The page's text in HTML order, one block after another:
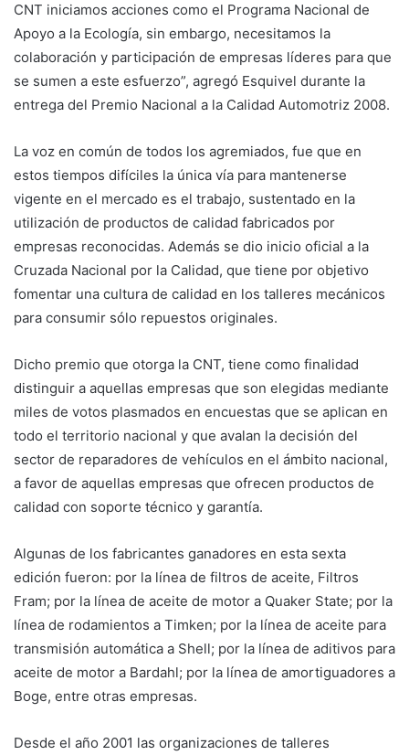
CNT iniciamos acciones como el Programa Nacional de
Apoyo a la Ecología, sin embargo, necesitamos la
colaboración y participación de empresas líderes para que
se sumen a este esfuerzo”, agregó Esquivel durante la
entrega del Premio Nacional a la Calidad Automotriz 2008.
La voz en común de todos los agremiados, fue que en
estos tiempos difíciles la única vía para mantenerse
vigente en el mercado es el trabajo, sustentado en la
utilización de productos de calidad fabricados por
empresas reconocidas. Además se dio inicio oficial a la
Cruzada Nacional por la Calidad, que tiene por objetivo
fomentar una cultura de calidad en los talleres mecánicos
para consumir sólo repuestos originales.
Dicho premio que otorga la CNT, tiene como finalidad
distinguir a aquellas empresas que son elegidas mediante
miles de votos plasmados en encuestas que se aplican en
todo el territorio nacional y que avalan la decisión del
sector de reparadores de vehículos en el ámbito nacional,
a favor de aquellas empresas que ofrecen productos de
calidad con soporte técnico y garantía.
Algunas de los fabricantes ganadores en esta sexta
edición fueron: por la línea de filtros de aceite, Filtros
Fram; por la línea de aceite de motor a Quaker State; por la
línea de rodamientos a Timken; por la línea de aceite para
transmisión automática a Shell; por la línea de aditivos para
aceite de motor a Bardahl; por la línea de amortiguadores a
Boge, entre otras empresas.
Desde el año 2001 las organizaciones de talleres